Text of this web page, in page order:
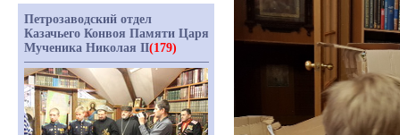
Петрозаводский отдел
Казачьего Конвоя Памяти Царя
Мученика Николая II(179)